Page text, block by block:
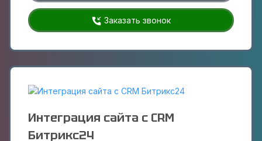
Заказать звонок
Интеграция сайта с CRM
Битрикс24